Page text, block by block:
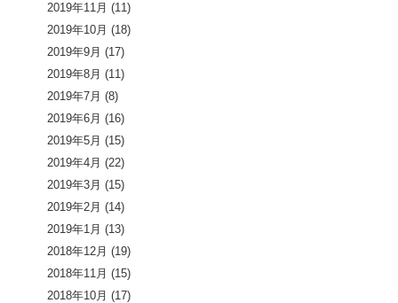
2019年11月 (11)
2019年10月 (18)
2019年9月 (17)
2019年8月 (11)
2019年7月 (8)
2019年6月 (16)
2019年5月 (15)
2019年4月 (22)
2019年3月 (15)
2019年2月 (14)
2019年1月 (13)
2018年12月 (19)
2018年11月 (15)
2018年10月 (17)